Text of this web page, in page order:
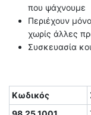
που ψάχνουμε
Περιέχουν
χωρίς άλλες
Συσκευασία
Κωδικός